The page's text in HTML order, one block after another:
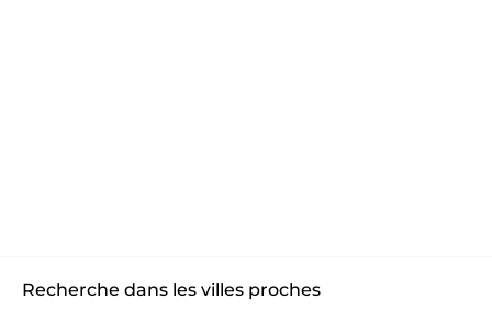
Recherche dans les villes proches